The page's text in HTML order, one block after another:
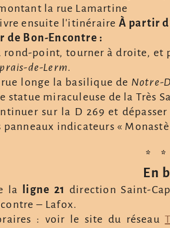
la rue Lamartine
ensuite l'itinéraire À partir
de Bon-Encontre :
rond-point, tourner à droite, et
de-Lerm.
rue longe la basilique de Notre-
statue miraculeuse de la Très
sur la D 269 et
panneaux indicateurs «
* *
En
la ligne 21 direction Saint-
– Lafox.
: voir le site du réseau